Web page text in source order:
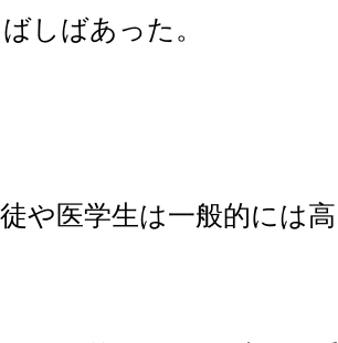
しばあった。
や医学生は一般的には